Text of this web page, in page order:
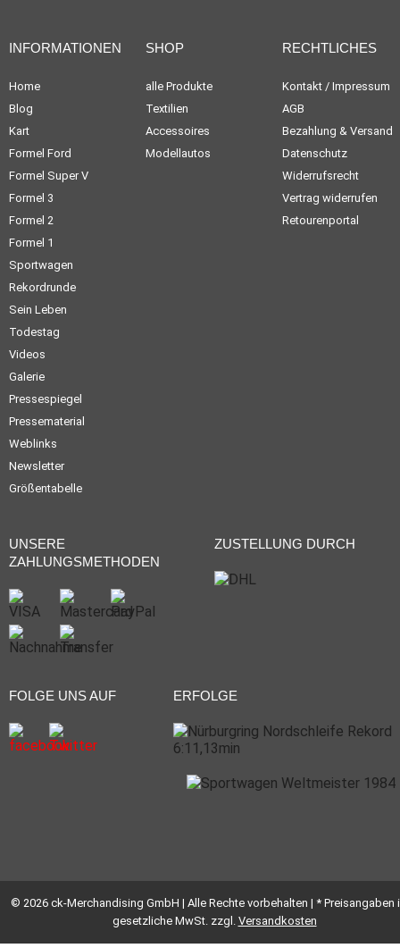
INFORMATIONEN
Home
Blog
Kart
Formel Ford
Formel Super V
Formel 3
Formel 2
Formel 1
Sportwagen
Rekordrunde
Sein Leben
Todestag
Videos
Galerie
Pressespiegel
Pressematerial
Weblinks
Newsletter
Größentabelle
SHOP
alle Produkte
Textilien
Accessoires
Modellautos
RECHTLICHES
Kontakt / Impressum
AGB
Bezahlung & Versand
Datenschutz
Widerrufsrecht
Vertrag widerrufen
Retourenportal
UNSERE
ZAHLUNGSMETHODEN
ZUSTELLUNG DURCH
FOLGE UNS AUF ERFOLGE
© 2026 ck-Merchandising GmbH | Alle Rechte vorbehalten | * Preisangaben
gesetzliche MwSt. zzgl. Versandkosten